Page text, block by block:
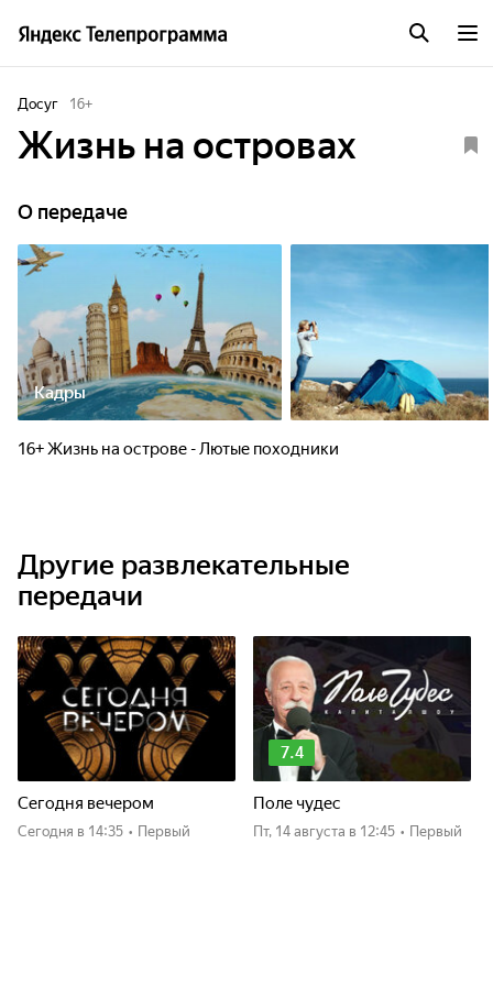
Досуг 16+
Жизнь на островах
О передаче
Кадры
16+ Жизнь на острове - Лютые походники
Другие развлекательные
передачи
Сегодня вечером
Сегодня в 14:35 • Первый
7.4
Поле чудес
пт, 14 августа в 12:45 • Первый